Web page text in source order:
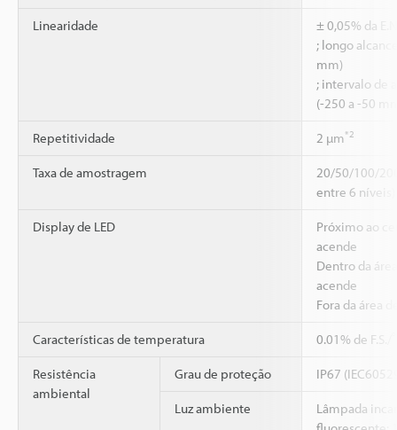
Linearidade
± 0,05% da
; longo
mm)
; intervalo de
(-250 a -50
Repetitividade 2 µm*2
Taxa de amostragem
20/50/100/
entre 6 níveis)
Display de LED
Próximo ao
acende
Dentro da
acende
Fora da área
Características de temperatura 0.01% de F.S./
Resistência
ambiental
Grau de proteção IP67
Luz ambiente
Lâmpada